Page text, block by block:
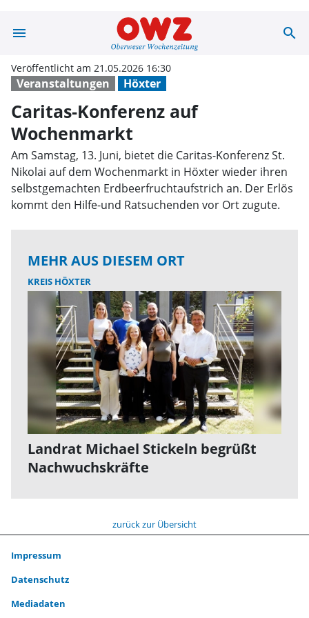
menu Caritas- search
Veranstaltungen Höxter
Veröffentlicht am 21.05.2026 16:30
Caritas-Konferenz auf
Wochenmarkt
Am Samstag, 13. Juni, bietet die Caritas-Konferenz St.
Nikolai auf dem Wochenmarkt in Höxter wieder ihren
selbstgemachten Erdbeerfruchtaufstrich an. Der Erlös
kommt den Hilfe-und Ratsuchenden vor Ort zugute.
MEHR AUS DIESEM ORT
KREIS HÖXTER
Landrat Michael Stickeln begrüßt
Nachwuchskräfte
zurück zur Übersicht
Impressum
Datenschutz
Mediadaten